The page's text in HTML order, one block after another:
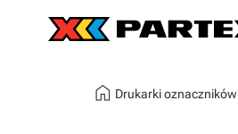
home Drukarki oznaczników